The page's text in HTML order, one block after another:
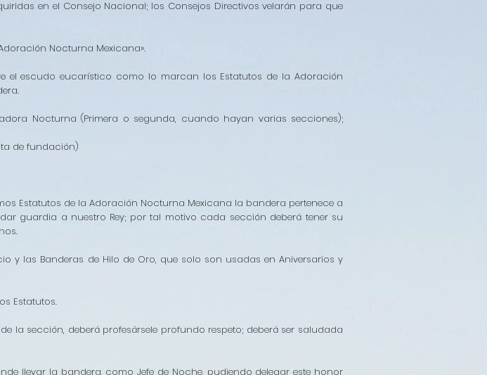
en el Consejo Nacional; los Consejos Directivos velarán para que
Nocturna Mexicana».
el escudo eucarístico como lo marcan los Estatutos de la Adoración
Nocturna (Primera o segunda, cuando hayan varias secciones);
de fundación)
Estatutos de la Adoración Nocturna Mexicana la bandera pertenece a
guardia a nuestro Rey; por tal motivo cada sección deberá tener su
y las Banderas de Hilo de Oro, que solo son usadas en Aniversarios y
Estatutos.
sección, deberá profesársele profundo respeto; deberá ser saludada
llevar la bandera, como Jefe de Noche, pudiendo delegar este honor